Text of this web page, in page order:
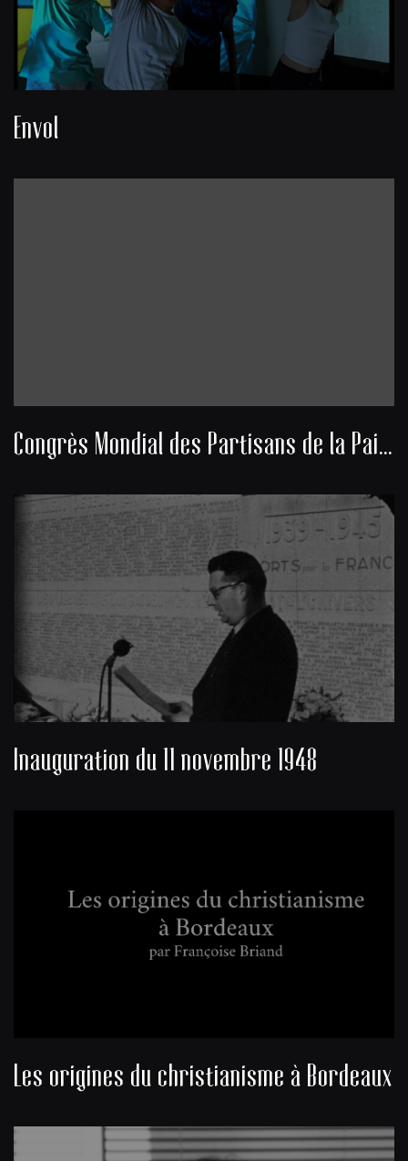
Envol
Congrès Mondial des Partisans de la Paix 1949
Inauguration du 11 novembre 1948
Les origines du christianisme à Bordeaux